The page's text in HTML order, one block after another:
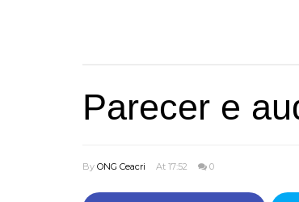
Parecer e
By ONG Ceacri At 17:52 0